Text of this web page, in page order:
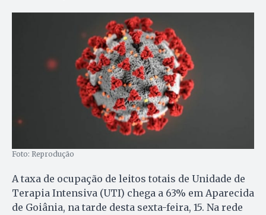
Foto: Reprodução
A taxa de ocupação de leitos totais de Unidade de
Terapia Intensiva (UTI) chega a 63% em Aparecida
de Goiânia, na tarde desta sexta-feira, 15. Na rede